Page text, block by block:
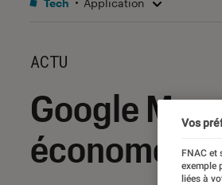
ACTU
Google
économe
Vos
FNAC et
exemple
liées à